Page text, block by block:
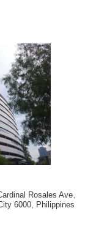
Rosales Ave、
6000, Philippines